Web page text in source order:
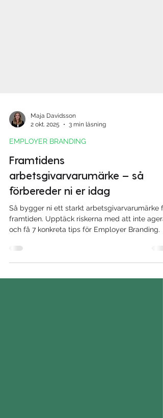
2 okt. 2025
EMPLOYER BRANDING
Framtidens
arbetsgivarvarumärke – så
förbereder ni er idag
framtiden. Upptäck riskerna med att inte agera
och få 7 konkreta tips för Employer Branding.